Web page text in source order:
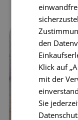
den
Klick auf
mit der
Sie